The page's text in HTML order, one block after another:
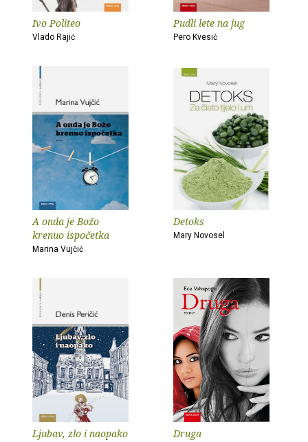
Ivo Politeo
Vlado Rajić
Pudli lete na jug
Pero Kvesić
A onda je Božo
krenuo ispočetka
Marina Vujčić
Detoks
Mary Novosel
Ljubav, zlo i naopako Druga